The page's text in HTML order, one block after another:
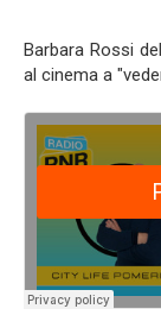
Barbara Rossi
al cinema a